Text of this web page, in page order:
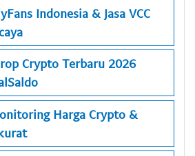
Indonesia & Jasa VCC
Crypto Terbaru 2026
Harga Crypto &